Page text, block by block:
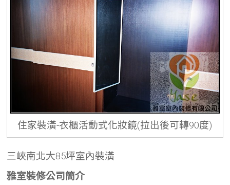
住家裝潢-衣櫃活動式化妝鏡(拉出後可轉90度)
三峽南北大85坪室內裝潢
雅室裝修公司簡介